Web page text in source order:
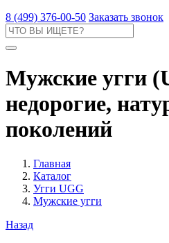
8 (499) 376-00-50 Заказать звонок
Мужские угги
недорогие,
поколений
Главная
Каталог
Угги UGG
Мужские угги
Назад